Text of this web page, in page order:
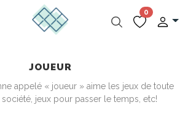
0
JOUEUR
appelé « joueur » aime les jeux de toute
jeux pour passer le temps, etc!